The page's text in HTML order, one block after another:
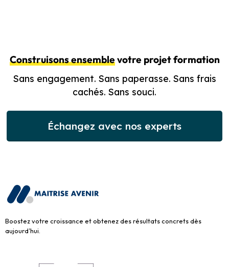
Construisons ensemblevotre projet formation
Sans engagement. Sans paperasse. Sans frais
cachés. Sans souci.
Échangez avec nos experts
Boostez votre croissance et obtenez des résultats concrets dès
aujourd’hui.